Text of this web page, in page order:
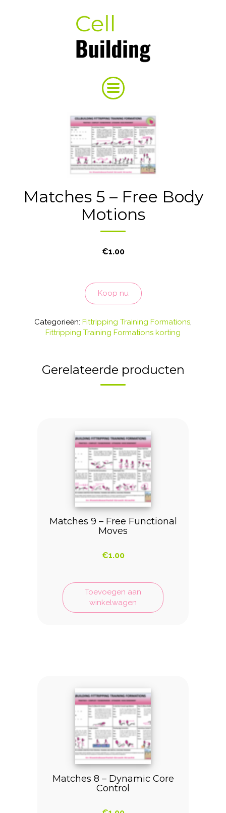
Matches 5 – Free Body
Motions
€1.00
5
-
Free
Body
Motions
Koop nu
Categorieën: Fittripping Training Formations,
Fittripping Training Formations korting
Gerelateerde producten
Matches 9 – Free Functional
Moves
€1.00
Toevoegen aan
winkelwagen
Matches 8 – Dynamic Core
Control